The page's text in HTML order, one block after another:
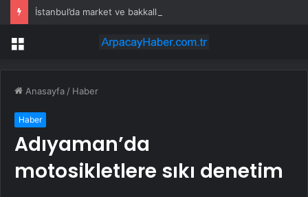
Menü
Anasayfa / Haber
Haber
Adıyaman’da
motosikletlere sıkı denetim